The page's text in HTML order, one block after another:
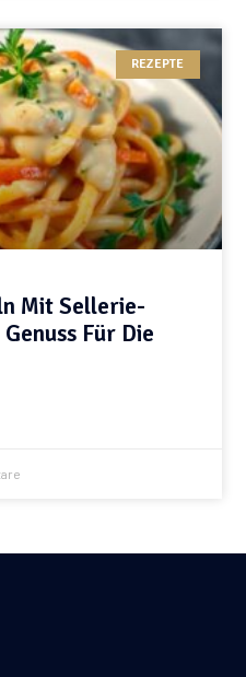
REZEPTE
Mit Sellerie-
Für Die